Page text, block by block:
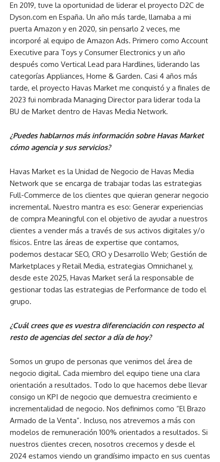
En 2019, tuve la oportunidad de liderar el proyecto D2C de
Dyson.com en España. Un año más tarde, llamaba a mi
puerta Amazon y en 2020, sin pensarlo 2 veces, me
incorporé al equipo de Amazon Ads. Primero como Account
Executive para Toys y Consumer Electronics y un año
después como Vertical Lead para Hardlines, liderando las
categorías Appliances, Home & Garden. Casi 4 años más
tarde, el proyecto Havas Market me conquistó y a finales de
2023 fui nombrada Managing Director para liderar toda la
BU de Market dentro de Havas Media Network.
¿Puedes hablarnos más información sobre Havas Market
cómo agencia y sus servicios?
Havas Market es la Unidad de Negocio de Havas Media
Network que se encarga de trabajar todas las estrategias
Full-Commerce de los clientes que quieran generar negocio
incremental. Nuestro mantra es eso: Generar experiencias
de compra Meaningful con el objetivo de ayudar a nuestros
clientes a vender más a través de sus activos digitales y/o
físicos. Entre las áreas de expertise que contamos,
podemos destacar SEO, CRO y Desarrollo Web; Gestión de
Marketplaces y Retail Media, estrategias Omnichanel y,
desde este 2025, Havas Market será la responsable de
gestionar todas las estrategias de Performance de todo el
grupo.
¿Cuál crees que es vuestra diferenciación con respecto al
resto de agencias del sector a día de hoy?
Somos un grupo de personas que venimos del área de
negocio digital. Cada miembro del equipo tiene una clara
orientación a resultados. Todo lo que hacemos debe llevar
consigo un KPI de negocio que demuestra crecimiento e
incrementalidad de negocio. Nos definimos como “El Brazo
Armado de la Venta”. Incluso, nos atrevemos a más con
modelos de remuneración 100% orientados a resultados. Si
nuestros clientes crecen, nosotros crecemos y desde el
2024 estamos viendo un grandísimo impacto en sus cuentas